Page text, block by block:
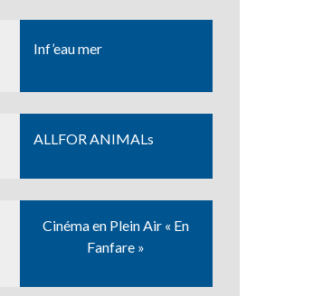
Inf’eau mer
ALLFOR ANIMALs
Cinéma en Plein Air « En
Fanfare »